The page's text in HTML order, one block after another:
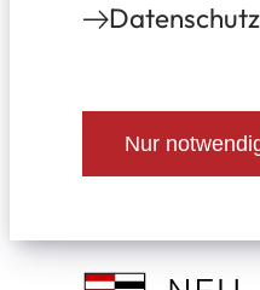
Nur
Stadt